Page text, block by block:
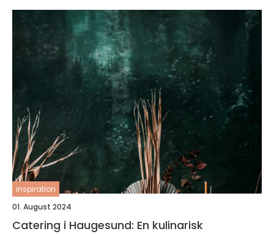
inspiration
01. August 2024
Catering i Haugesund: En kulinarisk